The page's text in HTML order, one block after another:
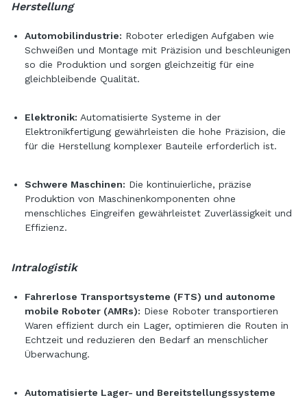
Herstellung
Automobilindustrie: Roboter erledigen Aufgaben wie
Schweißen und Montage mit Präzision und beschleunigen
so die Produktion und sorgen gleichzeitig für eine
gleichbleibende Qualität.
Elektronik: Automatisierte Systeme in der
Elektronikfertigung gewährleisten die hohe Präzision, die
für die Herstellung komplexer Bauteile erforderlich ist.
Schwere Maschinen: Die kontinuierliche, präzise
Produktion von Maschinenkomponenten ohne
menschliches Eingreifen gewährleistet Zuverlässigkeit und
Effizienz.
Intralogistik
Fahrerlose Transportsysteme (FTS) und autonome
mobile Roboter (AMRs): Diese Roboter transportieren
Waren effizient durch ein Lager, optimieren die Routen in
Echtzeit und reduzieren den Bedarf an menschlicher
Überwachung.
Automatisierte Lager- und Bereitstellungssysteme